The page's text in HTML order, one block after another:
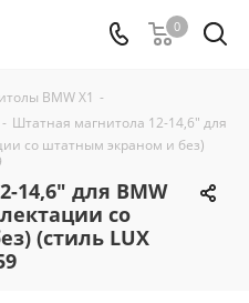
0
BMW X1 -
- Штатная магнитола 12-14,6" для
со штатным экраном и без)
14,6" для BMW
со
(стиль LUX